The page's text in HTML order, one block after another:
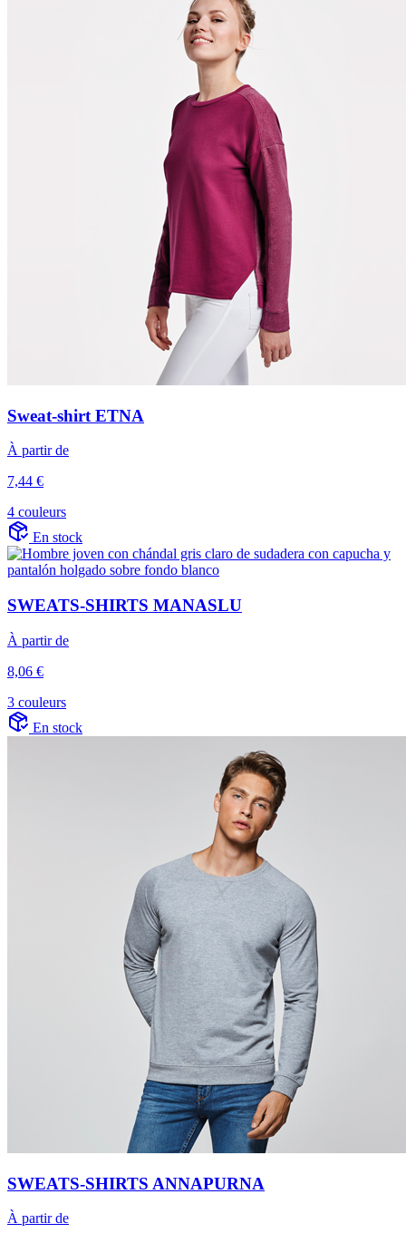
Sweat-shirt ETNA
À partir de
7,44 €
4 couleurs
En stock
SWEATS-SHIRTS MANASLU
À partir de
8,06 €
3 couleurs
En stock
SWEATS-SHIRTS ANNAPURNA
À partir de